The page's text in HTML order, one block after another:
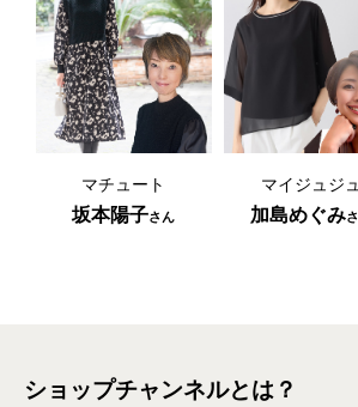
マチュート
坂本陽子
マイジュジュ
加島めぐみ
ショップチャンネルとは？